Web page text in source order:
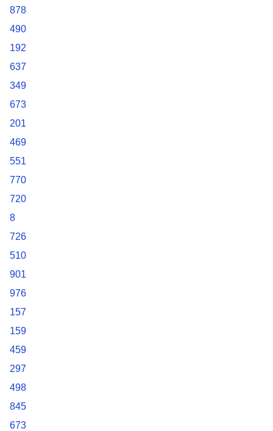
878
490
192
637
349
673
201
469
551
770
720
8
726
510
901
976
157
159
459
297
498
845
673